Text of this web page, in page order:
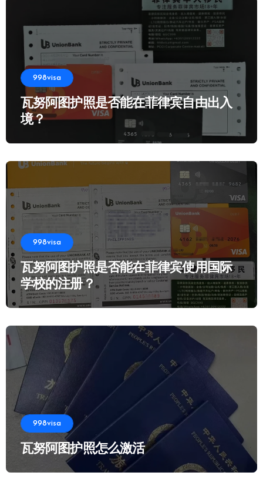
998visa
瓦努阿图护照是否能在菲律宾自由出入
境？
998visa
瓦努阿图护照是否能在菲律宾使用国际
学校的注册？
998visa
瓦努阿图护照怎么激活